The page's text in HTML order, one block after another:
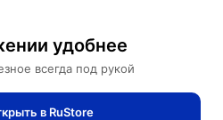
удобнее
всегда под рукой
в RuStore